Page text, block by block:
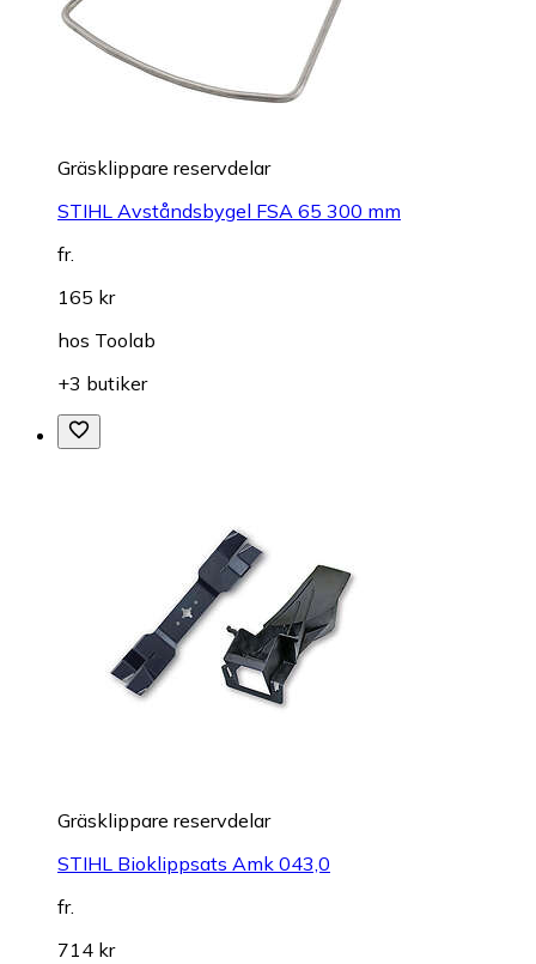
Gräsklippare reservdelar
STIHL Avståndsbygel FSA 65 300 mm
fr.
165 kr
hos Toolab
+3 butiker
Gräsklippare reservdelar
STIHL Bioklippsats Amk 043,0
fr.
714 kr